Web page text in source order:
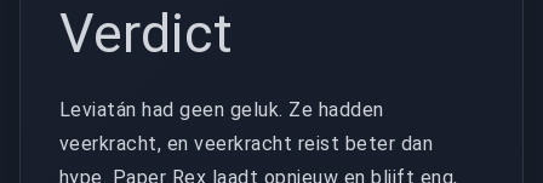
Verdict
Leviatán had geen geluk. Ze hadden
veerkracht, en veerkracht reist beter dan
hype. Paper Rex laadt opnieuw en blijft eng,